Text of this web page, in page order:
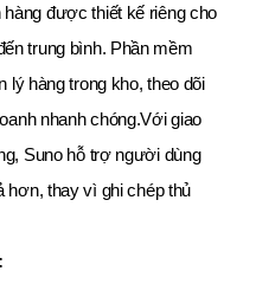
được thiết kế riêng cho
trung bình. Phần mềm
lý hàng trong kho, theo dõi
nhanh chóng.Với giao
Suno hỗ trợ người dùng
hơn, thay vì ghi chép thủ